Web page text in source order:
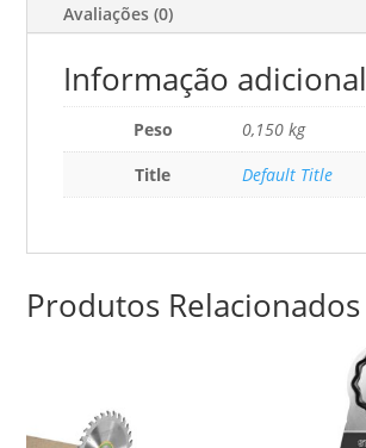
Avaliações (0)
Informação adicional
Peso
0,150 kg
Title
Default Title
Produtos Relacionados